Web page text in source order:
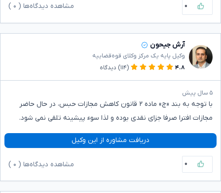
۰ مشاهده دیدگاه‌ها ( ۰
آرش جیحون
وکیل پایه یک مرکز وکلای قوه‌قضاییه
۴.۸
(۱۱۴) دیدگاه
۵ سال پیش
با توجه به بند «ج» ماده ۲ قانون کاهش مجازات حبس، در حال حاضر
مجازات افترا صرفا جزای نقدی بوده و لذا سوء پیشینه تلقی نمی شود.
دریافت مشاوره از این وکیل
۰ مشاهده دیدگاه‌ها ( ۰